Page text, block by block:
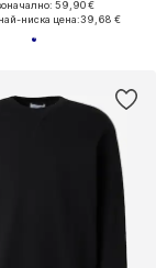
59,90 €
ниска цена:39,68 €